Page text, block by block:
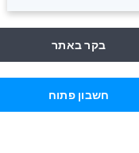
בקר באתר
חשבון פתוח